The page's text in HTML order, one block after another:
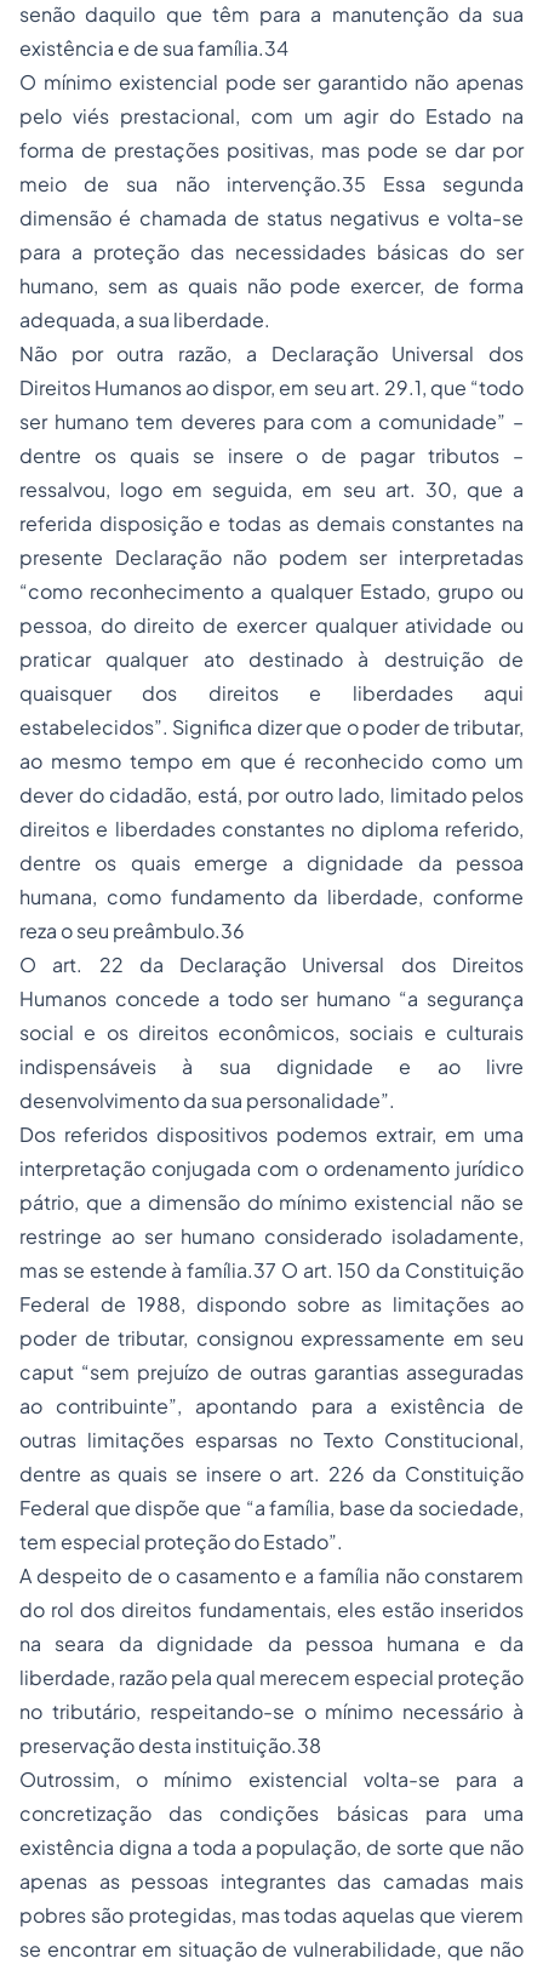
senão daquilo que têm para a manutenção da sua
existência e de sua família.34
O mínimo existencial pode ser garantido não apenas
pelo viés prestacional, com um agir do Estado na
forma de prestações positivas, mas pode se dar por
meio de sua não intervenção.35 Essa segunda
dimensão é chamada de status negativus e volta-se
para a proteção das necessidades básicas do ser
humano, sem as quais não pode exercer, de forma
adequada, a sua liberdade.
Não por outra razão, a Declaração Universal dos
Direitos Humanos ao dispor, em seu art. 29.1, que “todo
ser humano tem deveres para com a comunidade” –
dentre os quais se insere o de pagar tributos –
ressalvou, logo em seguida, em seu art. 30, que a
referida disposição e todas as demais constantes na
presente Declaração não podem ser interpretadas
“como reconhecimento a qualquer Estado, grupo ou
pessoa, do direito de exercer qualquer atividade ou
praticar qualquer ato destinado à destruição de
quaisquer dos direitos e liberdades aqui
estabelecidos”. Significa dizer que o poder de tributar,
ao mesmo tempo em que é reconhecido como um
dever do cidadão, está, por outro lado, limitado pelos
direitos e liberdades constantes no diploma referido,
dentre os quais emerge a dignidade da pessoa
humana, como fundamento da liberdade, conforme
reza o seu preâmbulo.36
O art. 22 da Declaração Universal dos Direitos
Humanos concede a todo ser humano “a segurança
social e os direitos econômicos, sociais e culturais
indispensáveis à sua dignidade e ao livre
desenvolvimento da sua personalidade”.
Dos referidos dispositivos podemos extrair, em uma
interpretação conjugada com o ordenamento jurídico
pátrio, que a dimensão do mínimo existencial não se
restringe ao ser humano considerado isoladamente,
mas se estende à família.37 O art. 150 da Constituição
Federal de 1988, dispondo sobre as limitações ao
poder de tributar, consignou expressamente em seu
caput “sem prejuízo de outras garantias asseguradas
ao contribuinte”, apontando para a existência de
outras limitações esparsas no Texto Constitucional,
dentre as quais se insere o art. 226 da Constituição
Federal que dispõe que “a família, base da sociedade,
tem especial proteção do Estado”.
A despeito de o casamento e a família não constarem
do rol dos direitos fundamentais, eles estão inseridos
na seara da dignidade da pessoa humana e da
liberdade, razão pela qual merecem especial proteção
no tributário, respeitando-se o mínimo necessário à
preservação desta instituição.38
Outrossim, o mínimo existencial volta-se para a
concretização das condições básicas para uma
existência digna a toda a população, de sorte que não
apenas as pessoas integrantes das camadas mais
pobres são protegidas, mas todas aquelas que vierem
se encontrar em situação de vulnerabilidade, que não